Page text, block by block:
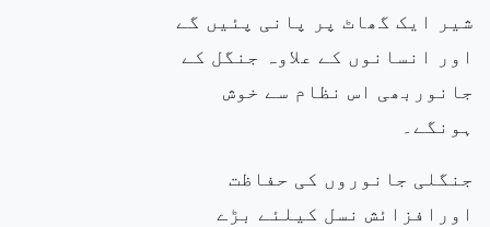
شیر ایک گھاٹ پر پانی پئیں گے
اور انسانوں کے علاوہ جنگل کے
جانوربھی اس نظام سے خوش
ہونگے۔
جنگلی جانوروں کی حفاظت
اورافزائش نسل کیلئے بڑے